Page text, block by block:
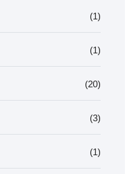
(1)
(1)
(20)
(3)
(1)